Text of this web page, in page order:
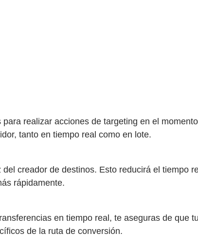
realizar acciones de targeting en el
tanto en tiempo real como en lote.
creador de destinos. Esto reducirá el tiempo
rápidamente.
en tiempo real, te aseguras de que
de la ruta de conversión.